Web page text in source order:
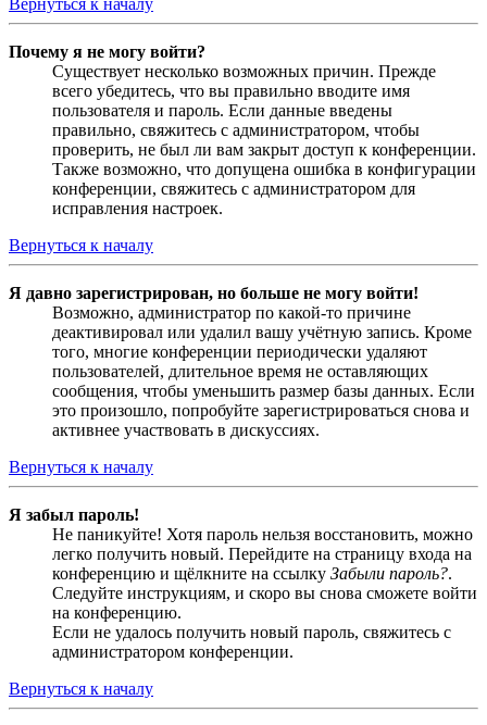
Почему я не могу войти?
Существует несколько возможных причин. Прежде
всего убедитесь, что вы правильно вводите имя
пользователя и пароль. Если данные введены
правильно, свяжитесь с администратором, чтобы
проверить, не был ли вам закрыт доступ к конференции.
Также возможно, что допущена ошибка в конфигурации
конференции, свяжитесь с администратором для
исправления настроек.
Вернуться к началу
Я давно зарегистрирован, но больше не могу войти!
Возможно, администратор по какой-то причине
деактивировал или удалил вашу учётную запись. Кроме
того, многие конференции периодически удаляют
пользователей, длительное время не оставляющих
сообщения, чтобы уменьшить размер базы данных. Если
это произошло, попробуйте зарегистрироваться снова и
активнее участвовать в дискуссиях.
Вернуться к началу
Я забыл пароль!
Не паникуйте! Хотя пароль нельзя восстановить, можно
легко получить новый. Перейдите на страницу входа на
конференцию и щёлкните на ссылку Забыли пароль?.
Следуйте инструкциям, и скоро вы снова сможете войти
на конференцию.
Если не удалось получить новый пароль, свяжитесь с
администратором конференции.
Вернуться к началу